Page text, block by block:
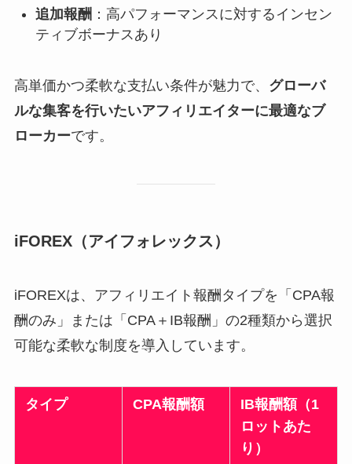
追加報酬 ：高パフォーマンスに対するインセン
ティブボーナスあり
高単価かつ柔軟な支払い条件が魅力で、 グローバ
ルな集客を行いたいアフィリエイターに最適なブ
ローカーです。
iFOREX（アイフォレックス）
iFOREXは、アフィリエイト報酬タイプを「CPA報
酬のみ」または「CPA＋IB報酬」の2種類から選択
可能な柔軟な制度を導入しています。
タイプ CPA報酬額
IB報酬額（1
ロットあた
り）